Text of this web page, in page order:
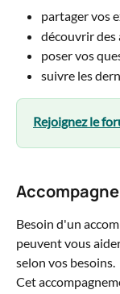
partager vos
découvrir des
poser vos
suivre les
Rejoignez le
Besoin d'un
peuvent vous
selon vos besoins.
Cet